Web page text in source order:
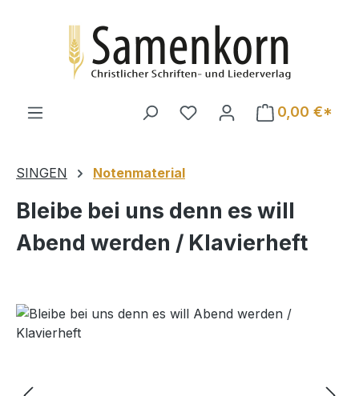
0,00 €*
SINGEN Notenmaterial
Bleibe bei uns denn es will
Abend werden / Klavierheft
Bildergalerie überspringen